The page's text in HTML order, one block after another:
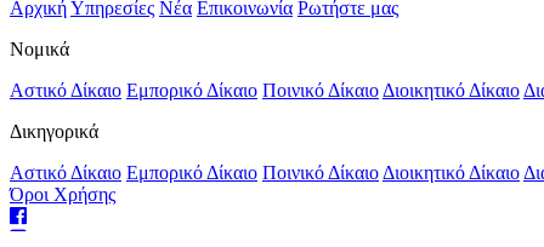
ΑρχικήΥπηρεσίες Νέα Επικοινωνία Ρωτήστε μας
Νομικά
Αστικό Δίκαιο Εμπορικό Δίκαιο Ποινικό Δίκαιο Διοικητικό Δίκαιο
Δικηγορικά
Αστικό Δίκαιο Εμπορικό Δίκαιο Ποινικό Δίκαιο Διοικητικό Δίκαιο
Όροι Χρήσης